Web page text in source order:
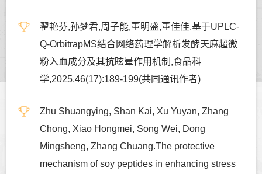
翟艳芬,孙梦君,周子能,董明盛,董佳佳.基于UPLC-
Q-OrbitrapMS结合网络药理学解析发酵天麻超微
粉入血成分及其抗眩晕作用机制,食品科
学,2025,46(17):189-199(共同通讯作者)
Zhu Shuangying, Shan Kai, Xu Yuyan, Zhang
Chong, Xiao Hongmei, Song Wei, Dong
Mingsheng, Zhang Chuang.The protective
mechanism of soy peptides in enhancing stress